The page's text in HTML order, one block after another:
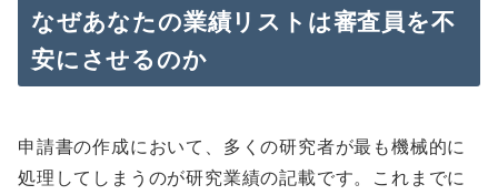
なぜあなたの業績リストは審査員を不
安にさせるのか
申請書の作成において、多くの研究者が最も機械的に
処理してしまうのが研究業績の記載です。これまでに